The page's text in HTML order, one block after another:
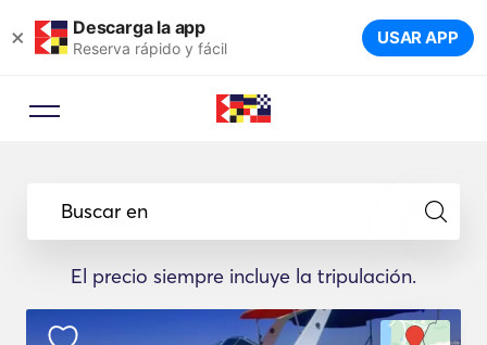
× Descarga la app
Reserva rápido y fácil USAR APP
Buscar en
El precio siempre incluye la tripulación.